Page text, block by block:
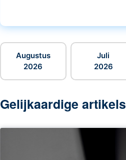
Augustus
2026
Juli
2026
Gelijkaardige artikels